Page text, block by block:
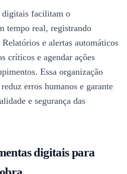
digitais facilitam o
tempo real, registrando
e alertas automáticos
críticos e agendar ações
Essa organização
erros humanos e garante
e segurança das
digitais para